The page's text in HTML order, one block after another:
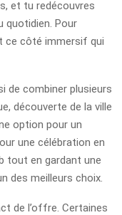
et tu redécouvres
quotidien. Pour
ce côté immersif qui
de combiner plusieurs
découverte de la ville
option pour un
une célébration en
tout en gardant une
des meilleurs choix.
de l’offre. Certaines